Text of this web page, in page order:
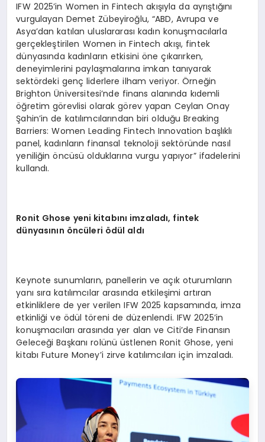
IFW 2025’in Women in Fintech akışıyla da ayrıştığını
vurgulayan Demet Zübeyiroğlu, “ABD, Avrupa ve
Asya’dan katılan uluslararası kadın konuşmacılarla
gerçekleştirilen Women in Fintech akışı, fintek
dünyasında kadınların etkisini öne çıkarırken,
deneyimlerini paylaşmalarına imkan tanıyarak
sektördeki genç liderlere ilham veriyor. Örneğin
Brighton Üniversitesi’nde finans alanında kıdemli
öğretim görevlisi olarak görev yapan Ceylan Onay
Şahin’in de katılımcılarından biri olduğu Breaking
Barriers: Women Leading Fintech Innovation başlıklı
panel, kadınların finansal teknoloji sektöründe nasıl
yeniliğin öncüsü olduklarına vurgu yapıyor” ifadelerini
kullandı.
Ronit Ghose yeni kitabını imzaladı, fintek
dünyasının öncüleri ödül aldı
Keynote sunumların, panellerin ve açık oturumların
yanı sıra katılımcılar arasında etkileşimi artıran
etkinliklere de yer verilen IFW 2025 kapsamında, imza
etkinliği ve ödül töreni de düzenlendi. IFW 2025’in
konuşmacıları arasında yer alan ve Citi’de Finansın
Geleceği Başkanı rolünü üstlenen Ronit Ghose, yeni
kitabı Future Money’i zirve katılımcıları için imzaladı.